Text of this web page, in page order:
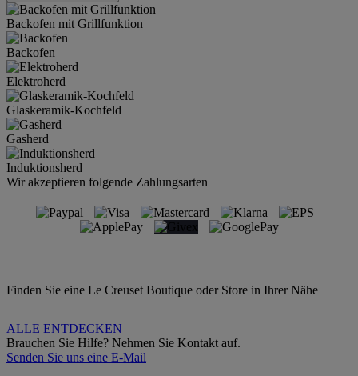
Backofen mit Grillfunktion
Backofen
Elektroherd
Glaskeramik-Kochfeld
Gasherd
Induktionsherd
Wir akzeptieren folgende Zahlungsarten
Finden Sie eine Le Creuset Boutique oder Store in Ihrer Nähe
ALLE ENTDECKEN
Brauchen Sie Hilfe? Nehmen Sie Kontakt auf.
Senden Sie uns eine E-Mail